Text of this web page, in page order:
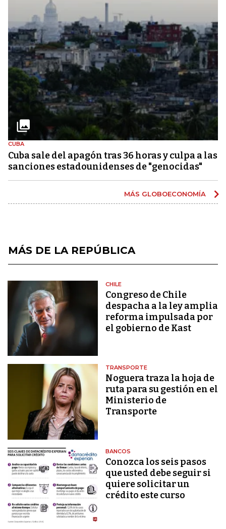
CUBA
Cuba sale del apagón tras 36 horas y culpa a las
sanciones estadounidenses de "genocidas"
MÁS GLOBOECONOMÍA
MÁS DE LA REPÚBLICA
CHILE
Congreso de Chile
despacha a la ley amplia
reforma impulsada por
el gobierno de Kast
TRANSPORTE
Noguera traza la hoja de
ruta para su gestión en el
Ministerio de
Transporte
BANCOS
Conozca los seis pasos
que usted debe seguir si
quiere solicitar un
crédito este curso